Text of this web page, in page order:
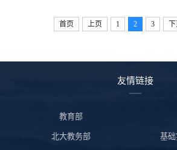
首页 上页 1 2 3
友情链接
教育部
北大教务部
基